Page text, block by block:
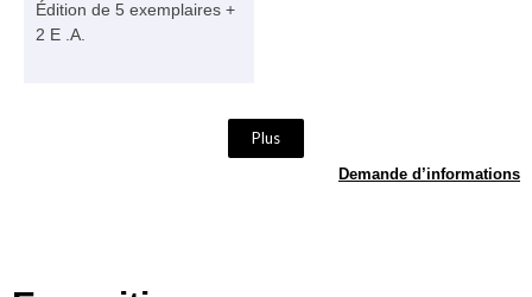
Édition de 5 exemplaires +
2 E .A.
Plus
Demande d’informations